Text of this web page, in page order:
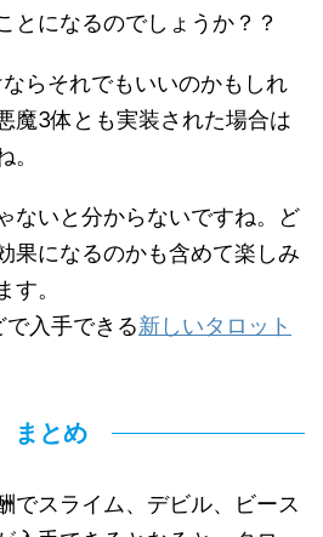
とになるのでしょうか？？
らそれでもいいのかもしれ
魔3体とも実装された場合は
。
ないと分からないですね。ど
果になるのかも含めて楽しみ
す。
入手できる新しいタロット
まとめ
でスライム、デビル、ビース